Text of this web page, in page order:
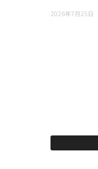
2026年7月25日